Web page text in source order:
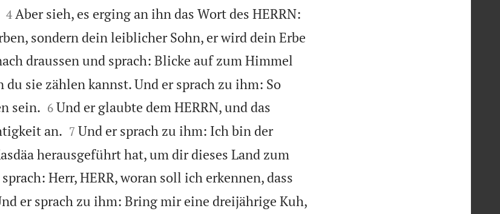

4 Aber sieh, es erging an ihn das Wort des HERRN:
sondern dein leiblicher Sohn, er wird dein Erbe
draussen und sprach: Blicke auf zum Himmel
du sie zählen kannst. Und er sprach zu ihm: So
sein.
6 Und er glaubte dem HERRN, und das
an.
7 Und er sprach zu ihm: Ich bin der
herausgeführt hat, um dir dieses Land zum
Herr, HERR, woran soll ich erkennen, dass
er sprach zu ihm: Bring mir eine dreijährige Kuh,